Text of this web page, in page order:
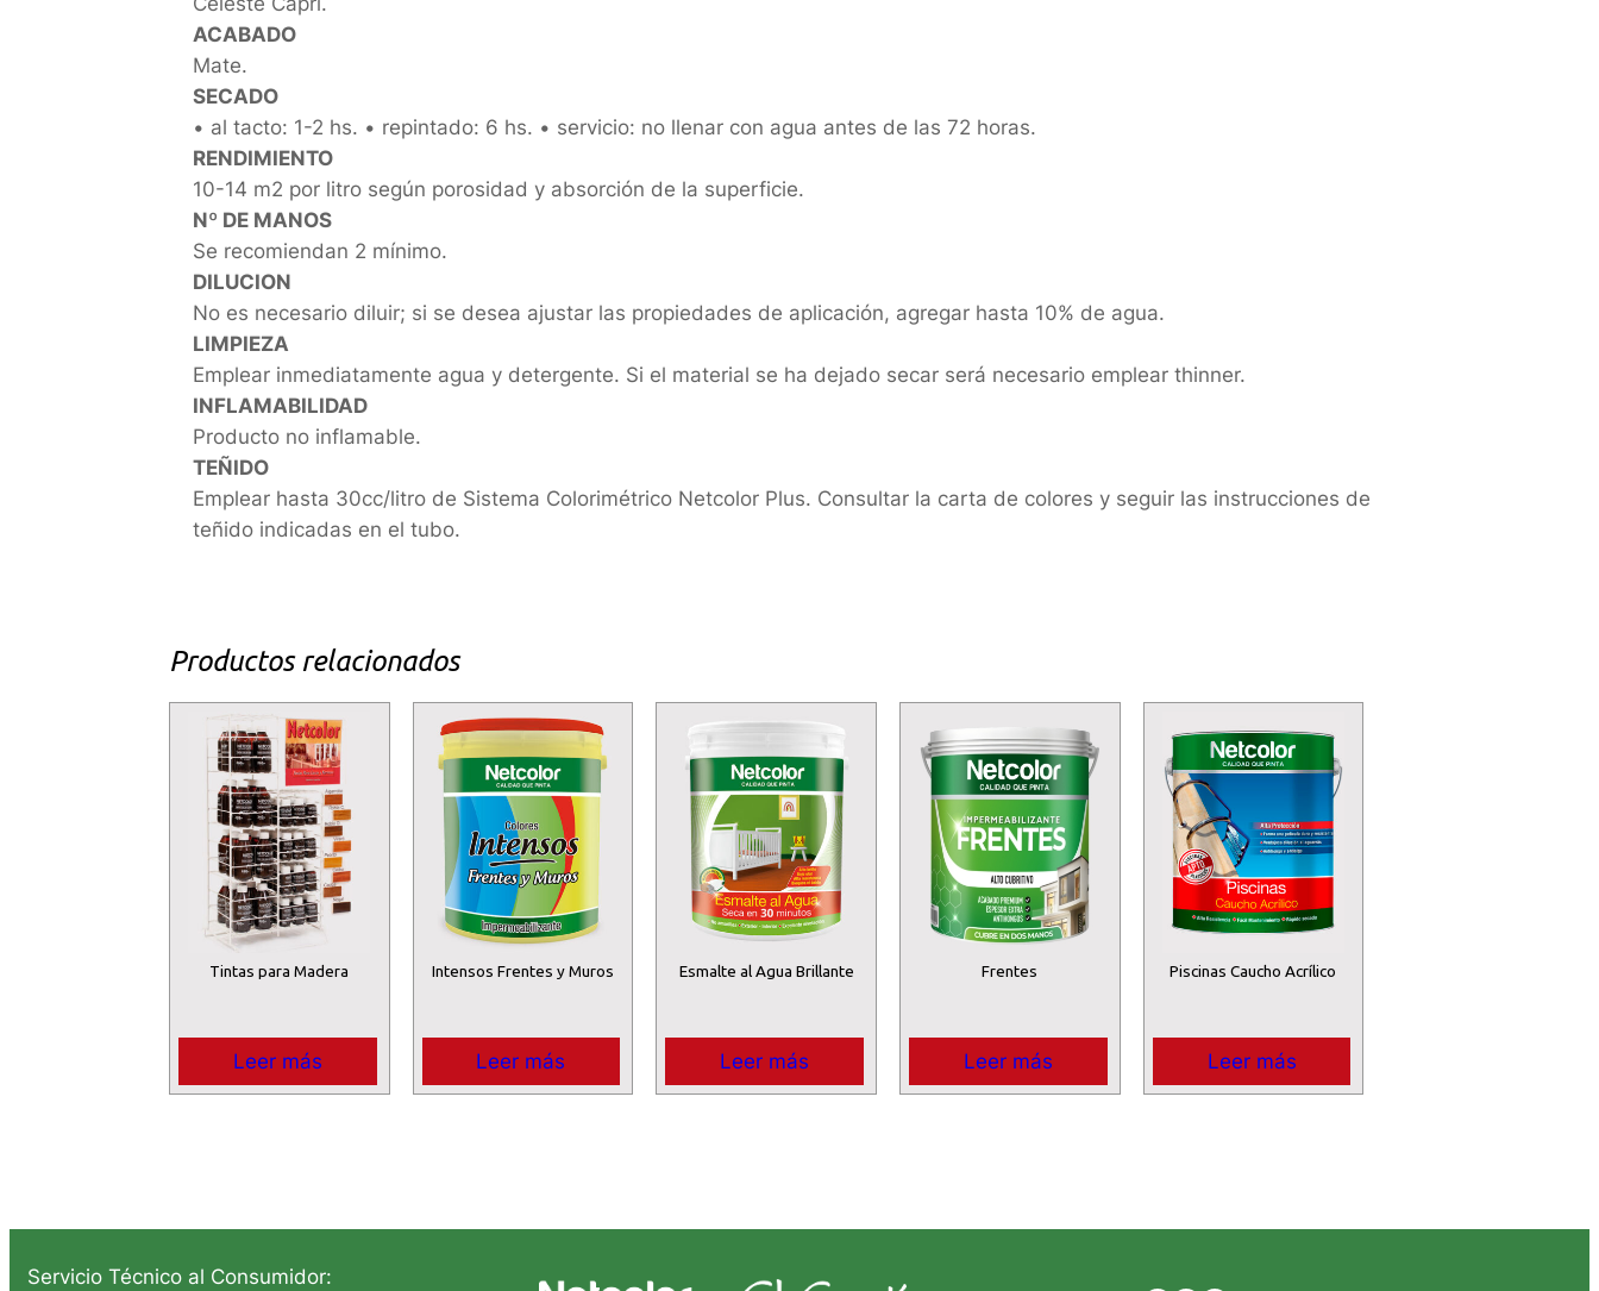
ACABADO
Mate.
SECADO
• al tacto: 1-2 hs. • repintado: 6 hs. • servicio: no llenar con agua antes de las 72 horas.
RENDIMIENTO
10-14 m2 por litro según porosidad y absorción de la superficie.
Nº DE MANOS
Se recomiendan 2 mínimo.
DILUCION
No es necesario diluir; si se desea ajustar las propiedades de aplicación, agregar hasta 10% de agua.
LIMPIEZA
Emplear inmediatamente agua y detergente. Si el material se ha dejado secar será necesario emplear thinner.
INFLAMABILIDAD
Producto no inflamable.
TEÑIDO
Emplear hasta 30cc/litro de Sistema Colorimétrico Netcolor Plus. Consultar la carta de colores y seguir las instrucciones de
teñido indicadas en el tubo.
Productos relacionados
Tintas para Madera
Leer más
Intensos Frentes y Muros
Leer más
Esmalte al Agua Brillante
Leer más
Frentes
Leer más
Piscinas Caucho Acrílico
Leer más
Servicio Técnico al Consumidor: